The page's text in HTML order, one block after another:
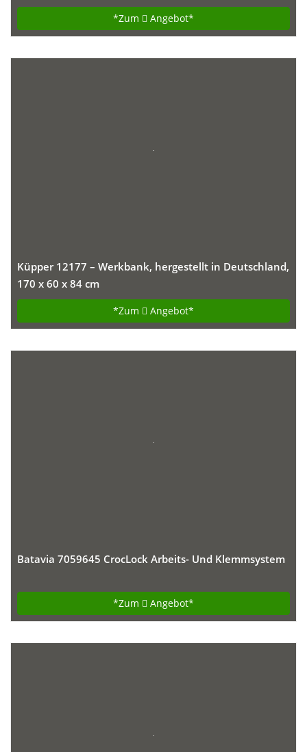
*Zum Angebot*
Küpper 12177 – Werkbank, hergestellt in Deutschland,
170 x 60 x 84 cm
*Zum Angebot*
Batavia 7059645 CrocLock Arbeits- Und Klemmsystem
*Zum Angebot*